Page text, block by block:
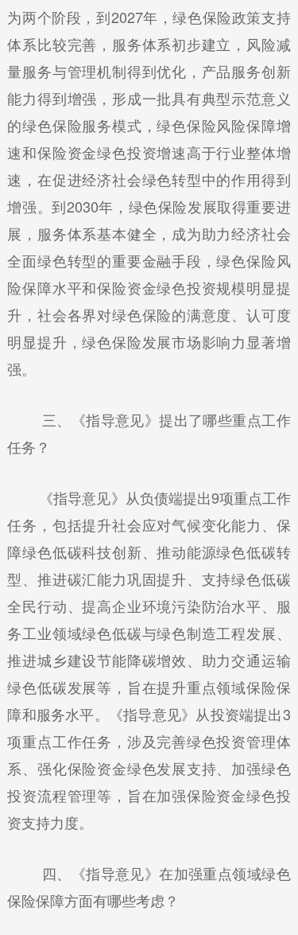
为两个阶段，到2027年，绿色保险政策支持
体系比较完善，服务体系初步建立，风险减
量服务与管理机制得到优化，产品服务创新
能力得到增强，形成一批具有典型示范意义
的绿色保险服务模式，绿色保险风险保障增
速和保险资金绿色投资增速高于行业整体增
速，在促进经济社会绿色转型中的作用得到
增强。到2030年，绿色保险发展取得重要进
展，服务体系基本健全，成为助力经济社会
全面绿色转型的重要金融手段，绿色保险风
险保障水平和保险资金绿色投资规模明显提
升，社会各界对绿色保险的满意度、认可度
明显提升，绿色保险发展市场影响力显著增
强。
三、《指导意见》提出了哪些重点工作
任务？
《指导意见》从负债端提出9项重点工作
任务，包括提升社会应对气候变化能力、保
障绿色低碳科技创新、推动能源绿色低碳转
型、推进碳汇能力巩固提升、支持绿色低碳
全民行动、提高企业环境污染防治水平、服
务工业领域绿色低碳与绿色制造工程发展、
推进城乡建设节能降碳增效、助力交通运输
绿色低碳发展等，旨在提升重点领域保险保
障和服务水平。《指导意见》从投资端提出3
项重点工作任务，涉及完善绿色投资管理体
系、强化保险资金绿色发展支持、加强绿色
投资流程管理等，旨在加强保险资金绿色投
资支持力度。
四、《指导意见》在加强重点领域绿色
保险保障方面有哪些考虑？